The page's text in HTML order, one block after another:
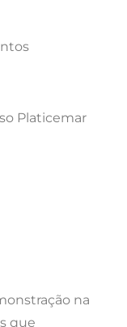
Platicemar
na
que